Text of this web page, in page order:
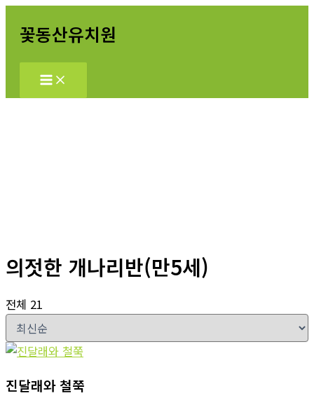
꽃동산유치원
의젓한 개나리반(만5세)
전체 21
진달래와 철쭉